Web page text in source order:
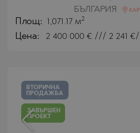
БЪЛГАРИЯ
Площ: 1,071.17 м2
Цена: 2 400 000 € /// 2 241
ВТОРИЧНА
ПРОДАЖБА
ЗАВЪРШЕН
ПРОЕКТ